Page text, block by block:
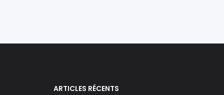
ARTICLES RÉCENTS